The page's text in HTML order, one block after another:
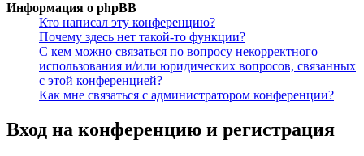
Информация о phpBB
Кто написал эту конференцию?
Почему здесь нет такой-то функции?
С кем можно связаться по вопросу некорректного
использования и/или юридических вопросов, связанных
с этой конференцией?
Как мне связаться с администратором конференции?
Вход на конференцию и регистрация